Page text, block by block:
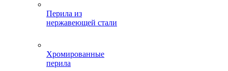
Перила из
нержавеющей стали
Хромированные
перила